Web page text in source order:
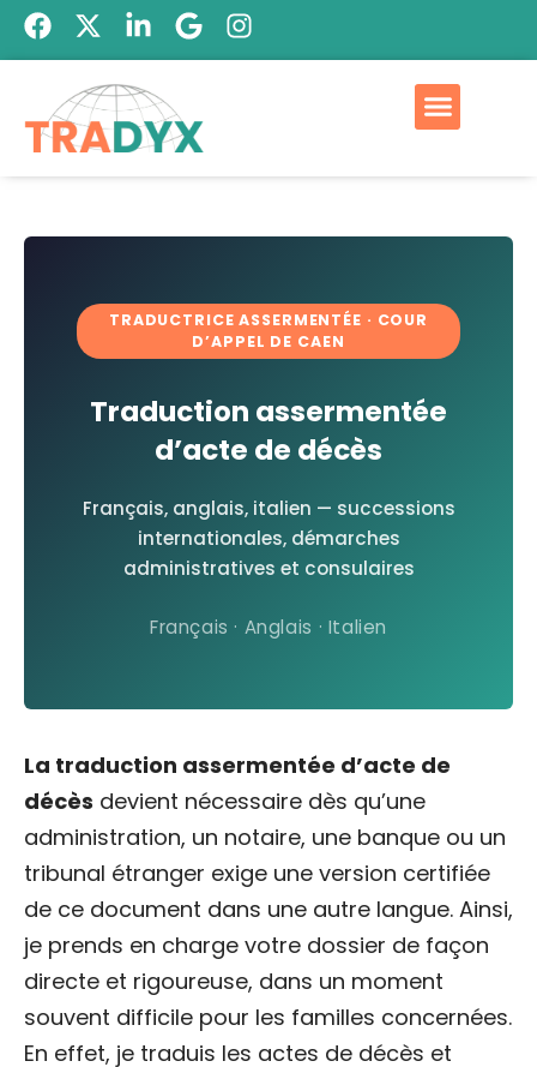
TRADUCTRICE ASSERMENTÉE · COUR
D’APPEL DE CAEN
Traduction assermentée
d’acte de décès
Français, anglais, italien — successions
internationales, démarches
administratives et consulaires
Français · Anglais · Italien
La traduction assermentée d’acte de
décès devient nécessaire dès qu’une
administration, un notaire, une banque ou un
tribunal étranger exige une version certifiée
de ce document dans une autre langue. Ainsi,
je prends en charge votre dossier de façon
directe et rigoureuse, dans un moment
souvent difficile pour les familles concernées.
En effet, je traduis les actes de décès et